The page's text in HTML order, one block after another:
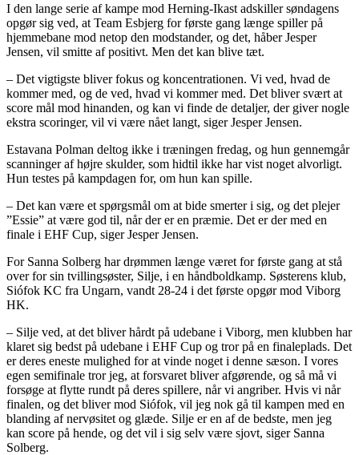
I den lange serie af kampe mod Herning-Ikast adskiller søndagens
opgør sig ved, at Team Esbjerg for første gang længe spiller på
hjemmebane mod netop den modstander, og det, håber Jesper
Jensen, vil smitte af positivt. Men det kan blive tæt.
– Det vigtigste bliver fokus og koncentrationen. Vi ved, hvad de
kommer med, og de ved, hvad vi kommer med. Det bliver svært at
score mål mod hinanden, og kan vi finde de detaljer, der giver nogle
ekstra scoringer, vil vi være nået langt, siger Jesper Jensen.
Estavana Polman deltog ikke i træningen fredag, og hun gennemgår
scanninger af højre skulder, som hidtil ikke har vist noget alvorligt.
Hun testes på kampdagen for, om hun kan spille.
– Det kan være et spørgsmål om at bide smerter i sig, og det plejer
”Essie” at være god til, når der er en præmie. Det er der med en
finale i EHF Cup, siger Jesper Jensen.
For Sanna Solberg har drømmen længe været for første gang at stå
over for sin tvillingsøster, Silje, i en håndboldkamp. Søsterens klub,
Siófok KC fra Ungarn, vandt 28-24 i det første opgør mod Viborg
HK.
– Silje ved, at det bliver hårdt på udebane i Viborg, men klubben har
klaret sig bedst på udebane i EHF Cup og tror på en finaleplads. Det
er deres eneste mulighed for at vinde noget i denne sæson. I vores
egen semifinale tror jeg, at forsvaret bliver afgørende, og så må vi
forsøge at flytte rundt på deres spillere, når vi angriber. Hvis vi når
finalen, og det bliver mod Siófok, vil jeg nok gå til kampen med en
blanding af nervøsitet og glæde. Silje er en af de bedste, men jeg
kan score på hende, og det vil i sig selv være sjovt, siger Sanna
Solberg.